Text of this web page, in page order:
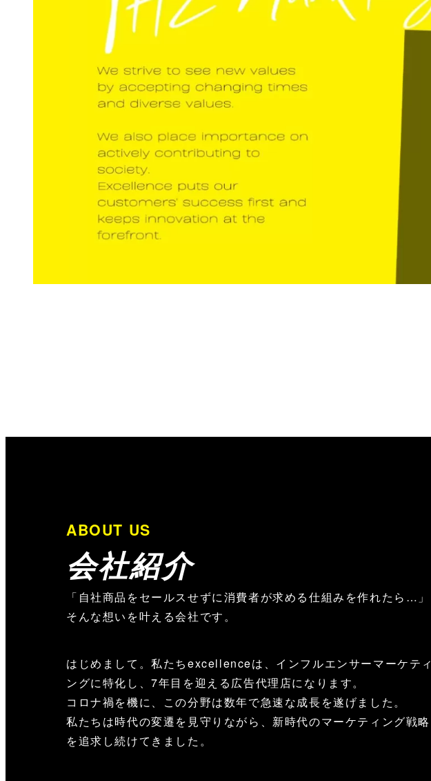
「自社商品をセールスせずに消費者が求める仕組みを作れたら…」
そんな想いを叶える会社です。
会社紹介
ABOUT US
はじめまして。私たちexcellenceは、インフルエンサーマーケティ
ングに特化し、7年目を迎える広告代理店になります。
コロナ禍を機に、この分野は数年で急速な成長を遂げました。
私たちは時代の変遷を見守りながら、新時代のマーケティング戦略
を追求し続けてきました。